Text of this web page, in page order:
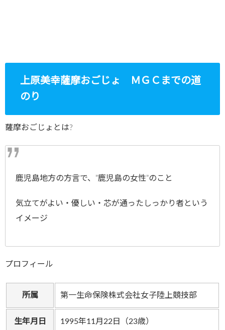
上原美幸薩摩おごじょ ＭＧＣまでの道
のり
薩摩おごじょとは?
鹿児島地方の方言で、”鹿児島の女性”のこと
気立てがよい・優しい・芯が通ったしっかり者という
イメージ
プロフィール
所属 第一生命保険株式会社女子陸上競技部
生年月日 1995年11月22日（23歳）